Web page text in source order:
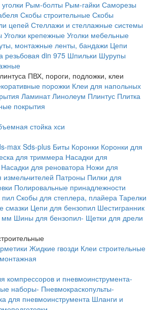
Рым-болты Рым-гайки Саморезы
Скобы строительные Скобы
цепей Стеллажи и стеллажные системы
Уголки крепежные Уголки мебельные
монтажные ленты, бандажи Цепи
резьбовая din 975 Шпильки Шурупы
ПВХ, пороги, подложки, клеи
порожки Клеи для напольных
Ламинат Линолеум Плинтус Плитка
покрытия
стойка хси
maxSds-plus Биты Коронки Коронки для
для триммера Насадки для
Насадки для реноватора Ножи для
Патроны Пилки для
Полировальные принадлежности
пил Скобы для степлера, плайера Тарелки
смазки Цепи для бензопил Шестигранник
мм Шины для бензопил- Щетки для дрели
Жидкие гвозди Клеи строительные
компрессоров и пневмоинструмента-
наборы- Пневмокраскопульты-
для пневмоинструмента Шланги и